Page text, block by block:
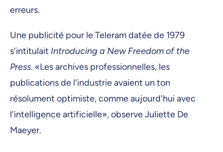
erreurs.
Une publicité pour le Teleram datée de 1979
s'intitulait Introducing a New Freedom of the
Press. «Les archives professionnelles, les
publications de l'industrie avaient un ton
résolument optimiste, comme aujourd'hui avec
l'intelligence artificielle», observe Juliette De
Maeyer.